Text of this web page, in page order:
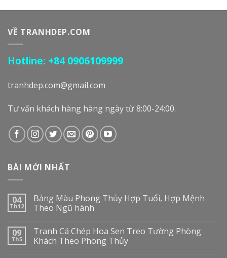
VỀ TRANHDEP.COM
Hotline: +84 0906109999
tranhdep.com@gmail.com
Tư vấn khách hàng hàng ngày từ 8:00-24:00.
BÀI MỚI NHẤT
04
Th12
Bảng Màu Phong Thủy Hợp Tuổi, Hợp Mệnh
Theo Ngũ hành
09
Th5
Tranh Cá Chép Hoa Sen Treo Tường Phòng
Khách Theo Phong Thủy